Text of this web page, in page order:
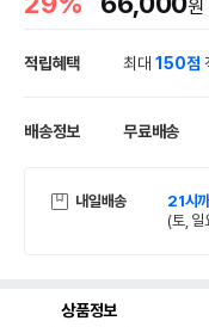
원
적립혜택 최대150점
배송정보 무료배송
내일배송 21시
(토, 일
상품정보